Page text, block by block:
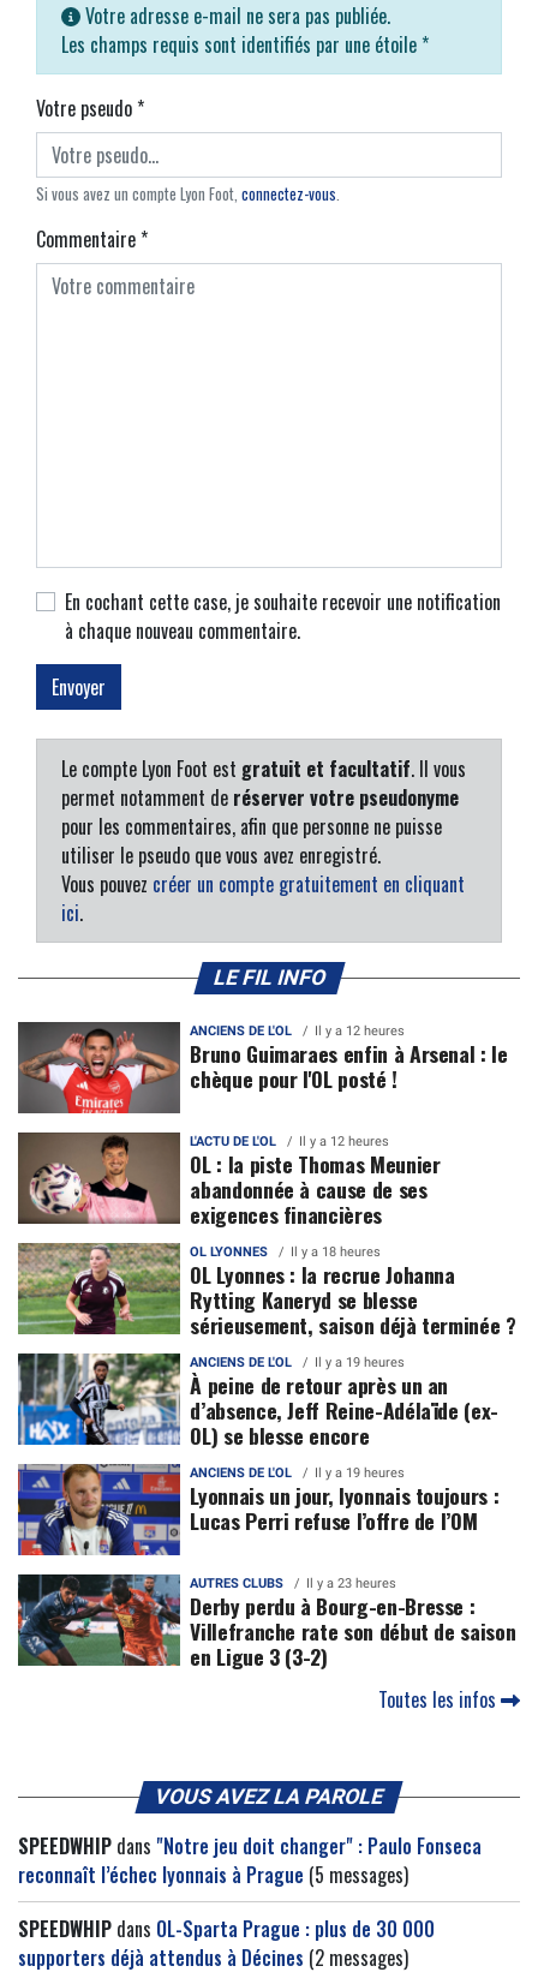
Votre adresse e-mail ne sera pas publiée.
Les champs requis sont identifiés par une étoile *
Votre pseudo*
Si vous avez un compte Lyon Foot, connectez-vous.
Commentaire*
En cochant cette case, je souhaite recevoir une notification
à chaque nouveau commentaire.
Le compte Lyon Foot est gratuit et facultatif. Il vous
permet notamment de réserver votre pseudonyme
pour les commentaires, afin que personne ne puisse
utiliser le pseudo que vous avez enregistré.
Vous pouvez créer un compte gratuitement en cliquant
ici.
LE FIL INFO
ANCIENS DE L'OL Il y a 12 heures
Bruno Guimaraes enfin à Arsenal : le
chèque pour l'OL posté !
L'ACTU DE L'OL Il y a 12 heures
OL : la piste Thomas Meunier
abandonnée à cause de ses
exigences financières
OL LYONNES Il y a 18 heures
OL Lyonnes : la recrue Johanna
Rytting Kaneryd se blesse
sérieusement, saison déjà terminée ?
ANCIENS DE L'OL Il y a 19 heures
À peine de retour après un an
d’absence, Jeff Reine-Adélaïde (ex-
OL) se blesse encore
ANCIENS DE L'OL Il y a 19 heures
Lyonnais un jour, lyonnais toujours :
Lucas Perri refuse l’offre de l’OM
AUTRES CLUBS Il y a 23 heures
Derby perdu à Bourg-en-Bresse :
Villefranche rate son début de saison
en Ligue 3 (3-2)
Toutes les infos
VOUS AVEZ LA PAROLE
SPEEDWHIP dans "Notre jeu doit changer" : Paulo Fonseca
reconnaît l’échec lyonnais à Prague (5 messages)
SPEEDWHIP dans OL-Sparta Prague : plus de 30 000
supporters déjà attendus à Décines (2 messages)